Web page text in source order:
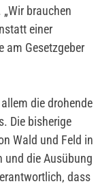
brauchen
einer
am Gesetzgeber
die drohende
Die bisherige
Wald und Feld in
die Ausübung
dass